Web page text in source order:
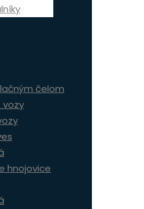
čelom
vozy
hnojovice